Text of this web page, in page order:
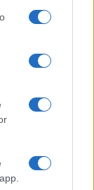
per greggio